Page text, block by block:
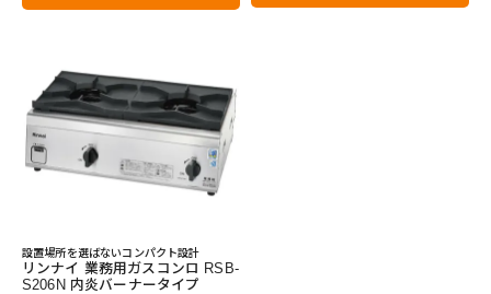
設置場所を選ばないコンパクト設計
リンナイ 業務用ガスコンロ RSB-
S206N 内炎バーナータイプ